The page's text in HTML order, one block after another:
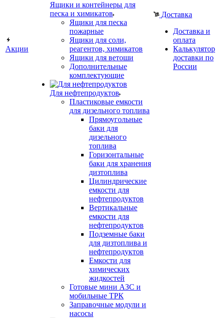
Акции
Ящики и контейнеры для
песка и химикатов
Ящики для песка
пожарные
Ящики для соли,
реагентов, химикатов
Ящики для ветоши
Дополнительные
комплектующие
Для нефтепродуктов
Пластиковые емкости
для дизельного топлива
Прямоугольные
баки для
дизельного
топлива
Горизонтальные
баки для хранения
дизтоплива
Цилиндрические
емкости для
нефтепродуктов
Вертикальные
емкости для
нефтепродуктов
Подземные баки
для дизтоплива и
нефтепродуктов
Емкости для
химических
жидкостей
Готовые мини АЗС и
мобильные ТРК
Заправочные модули и
насосы
Доставка
Доставка и
оплата
Калькулятор
доставки по
России